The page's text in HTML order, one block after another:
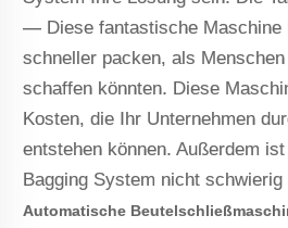
— Diese fantastische Maschine
schneller packen, als
schaffen könnten. Diese
Kosten, die Ihr Unternehmen
entstehen können. Außerdem
Bagging System nicht
Automatische